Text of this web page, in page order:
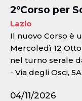
2°Corso per
Lazio
Il nuovo Corso è
Mercoledì 12
nel turno serale
- Via degli Osci,
04/11/2026